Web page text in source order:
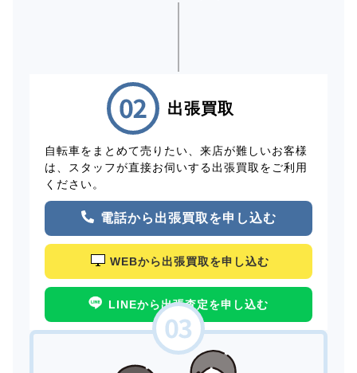
出張買取
自転車をまとめて売りたい、来店が難しいお客様
は、スタッフが直接お伺いする出張買取をご利用
ください。
電話から出張買取を申し込む
WEBから出張買取を申し込む
LINEから出張査定を申し込む